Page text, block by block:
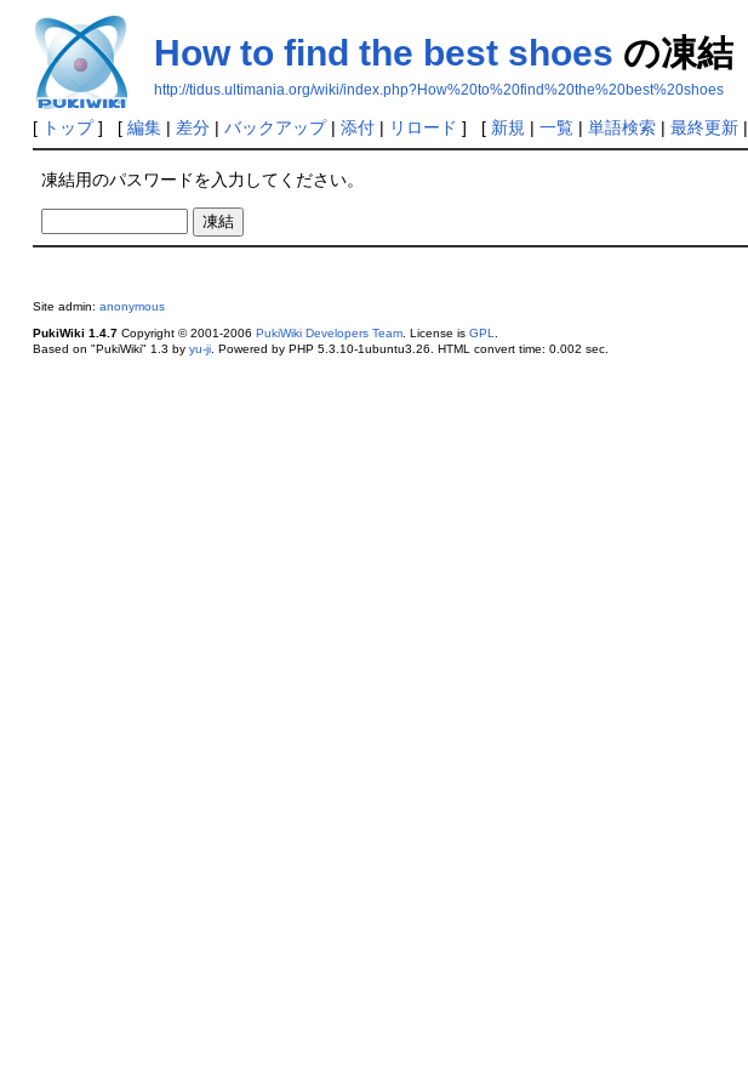
How to find the best shoes の凍結
http://tidus.ultimania.org/wiki/index.php?How%20to%20find%20the%20best%20shoes
[ トップ] [ 編集| 差分| バックアップ| 添付| リロード ] [ 新規 | 一覧| 単語検索| 最終更新|
凍結用のパスワードを入力してください。
Site admin: anonymous
PukiWiki 1.4.7Copyright © 2001-2006 PukiWiki Developers Team. License is GPL.
Based on "PukiWiki" 1.3 by yu-ji. Powered by PHP 5.3.10-1ubuntu3.26. HTML convert time: 0.002 sec.